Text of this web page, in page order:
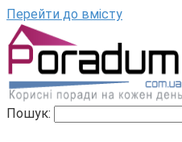
Перейти до вмісту
Пошук: